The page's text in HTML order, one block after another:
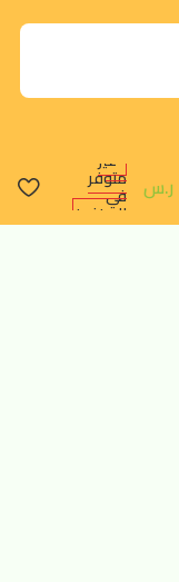
ر.س
غير
متوفر
في
المخزون